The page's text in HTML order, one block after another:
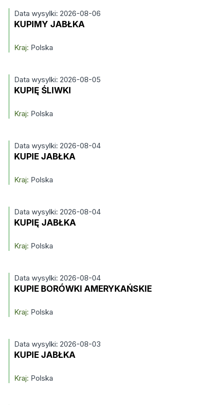
Data wysylki: 2026-08-06
KUPIMY JABŁKA
Kraj: Polska
Data wysylki: 2026-08-05
KUPIĘ ŚLIWKI
Kraj: Polska
Data wysylki: 2026-08-04
KUPIE JABŁKA
Kraj: Polska
Data wysylki: 2026-08-04
KUPIĘ JABŁKA
Kraj: Polska
Data wysylki: 2026-08-04
KUPIE BORÓWKI AMERYKAŃSKIE
Kraj: Polska
Data wysylki: 2026-08-03
KUPIE JABŁKA
Kraj: Polska